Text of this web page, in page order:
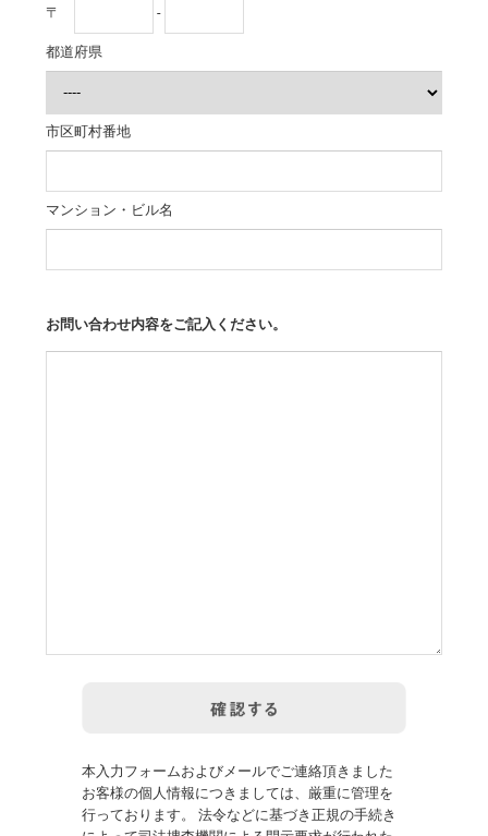
〒 -
都道府県
市区町村番地
マンション・ビル名
お問い合わせ内容をご記入ください。
本入力フォームおよびメールでご連絡頂きました
お客様の個人情報につきましては、厳重に管理を
行っております。 法令などに基づき正規の手続き